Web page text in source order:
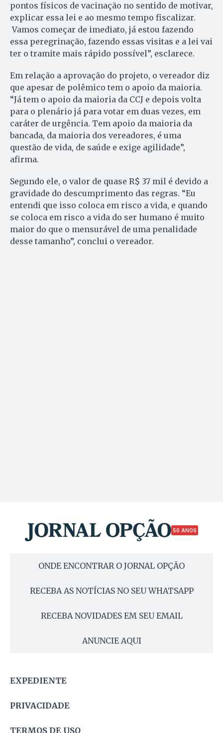
pontos físicos de vacinação no sentido de motivar,
explicar essa lei e ao mesmo tempo fiscalizar.
Vamos começar de imediato, já estou fazendo
essa peregrinação, fazendo essas visitas e a lei vai
ter o tramite mais rápido possível”, esclarece.
Em relação a aprovação do projeto, o vereador diz
que apesar de polêmico tem o apoio da maioria.
“Já tem o apoio da maioria da CCJ e depois volta
para o plenário já para votar em duas vezes, em
caráter de urgência. Tem apoio da maioria da
bancada, da maioria dos vereadores, é uma
questão de vida, de saúde e exige agilidade”,
afirma.
Segundo ele, o valor de quase R$ 37 mil é devido a
gravidade do descumprimento das regras. “Eu
entendi que isso coloca em risco a vida, e quando
se coloca em risco a vida do ser humano é muito
maior do que o mensurável de uma penalidade
desse tamanho”, conclui o vereador.
50 ANOS
ONDE ENCONTRAR O JORNAL OPÇÃO
RECEBA AS NOTÍCIAS NO SEU WHATSAPP
RECEBA NOVIDADES EM SEU EMAIL
ANUNCIE AQUI
EXPEDIENTE
PRIVACIDADE
TERMOS DE USO